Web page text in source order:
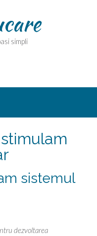
simpli
sistemul
dezvoltarea